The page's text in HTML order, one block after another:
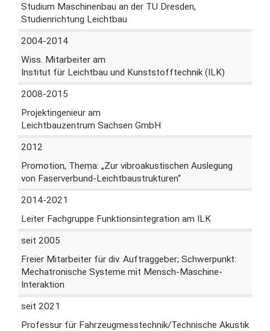
Studium Maschinenbau an der TU Dresden,
Studienrichtung Leichtbau
2004-2014
Wiss. Mitarbeiter am
Institut für Leichtbau und Kunststofftechnik (ILK)
2008-2015
Projektingenieur am
Leichtbauzentrum Sachsen GmbH
2012
Promotion, Thema: „Zur vibroakustischen Auslegung
von Faserverbund-Leichtbaustrukturen“
2014-2021
Leiter Fachgruppe Funktionsintegration am ILK
seit 2005
Freier Mitarbeiter für div. Auftraggeber; Schwerpunkt:
Mechatronische Systeme mit Mensch-Maschine-
Interaktion
seit 2021
Professur für Fahrzeugmesstechnik/Technische Akustik